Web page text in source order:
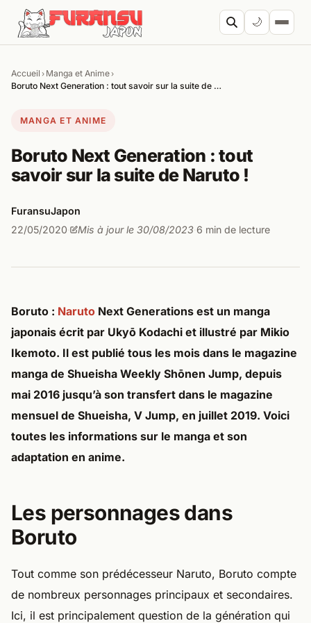
Aller au contenu
🌙
Accueil › Manga et Anime›
Boruto Next Generation : tout savoir sur la suite de …
MANGA ET ANIME
Boruto Next Generation : tout
savoir sur la suite de Naruto !
FuransuJapon
22/05/2020· Mis à jour le 30/08/2023· 6 min de lecture
Boruto : Naruto Next Generations est un manga
japonais écrit par Ukyō Kodachi et illustré par Mikio
Ikemoto. Il est publié tous les mois dans le magazine
manga de Shueisha Weekly Shōnen Jump, depuis
mai 2016 jusqu’à son transfert dans le magazine
mensuel de Shueisha, V Jump, en juillet 2019. Voici
toutes les informations sur le manga et son
adaptation en anime.
Les personnages dans
Boruto
Tout comme son prédécesseur Naruto, Boruto compte
de nombreux personnages principaux et secondaires.
Ici, il est principalement question de la génération qui